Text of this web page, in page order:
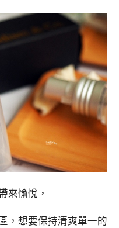
來愉悅，
，想要保持清爽單一的